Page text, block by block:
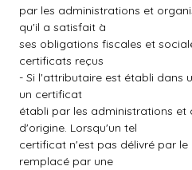
par les administrations et
qu'il a satisfait à
ses obligations fiscales et
certificats reçus
- Si l'attributaire est établi dans
un certificat
établi par les administrations et
d'origine. Lorsqu'un tel
certificat n'est pas délivré par
remplacé par une